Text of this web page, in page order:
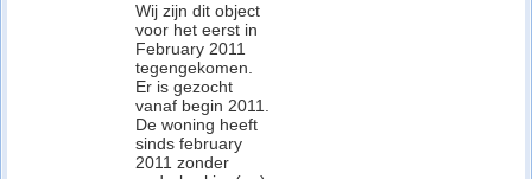
Wij zijn dit object
voor het eerst in
February 2011
tegengekomen.
Er is gezocht
vanaf begin 2011.
De woning heeft
sinds february
2011 zonder